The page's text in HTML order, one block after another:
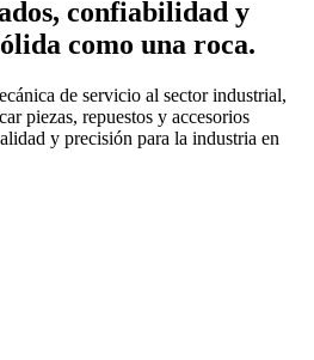
confiabilidad y
como una roca.
de servicio al sector industrial,
piezas, repuestos y accesorios
y precisión para la industria en